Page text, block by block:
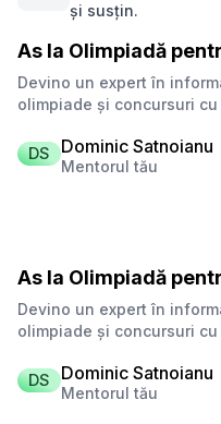
și susțin.
As la Olimpiadă
Devino un expert în
olimpiade și concursuri cu
DS Dominic Satnoianu
Mentorul tău
As la Olimpiadă
Devino un expert în
olimpiade și concursuri cu
DS Dominic Satnoianu
Mentorul tău